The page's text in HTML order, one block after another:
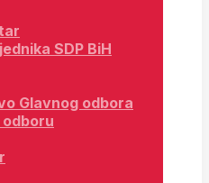
SDP BiH
Glavnog odbora
odboru